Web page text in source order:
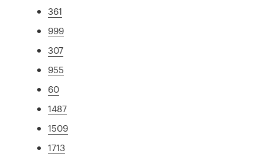
361
999
307
955
60
1487
1509
1713